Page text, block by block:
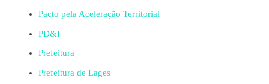
Pacto pela Aceleração Territorial
PD&I
Prefeitura
Prefeitura de Lages